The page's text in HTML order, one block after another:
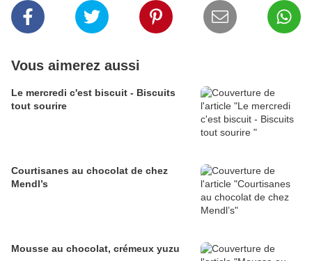
Vous aimerez aussi
Le mercredi c'est biscuit - Biscuits
tout sourire
Courtisanes au chocolat de chez
Mendl’s
Mousse au chocolat, crémeux yuzu